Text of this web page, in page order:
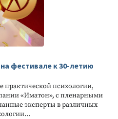
фестивале к 30-летию
практической психологии,
«Иматон», с пленарными
эксперты в различных